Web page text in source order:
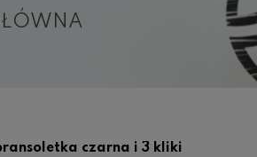
czarna i 3 kliki